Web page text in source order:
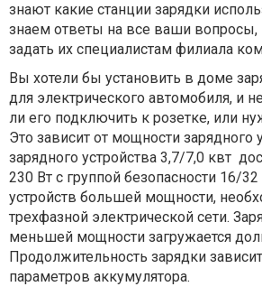
знают какие станции зарядки
знаем ответы на все ваши
задать их специалистам филиала
Вы хотели бы установить в доме
для электрического автомобиля, и
ли его подключить к розетке, или
Это зависит от мощности зарядного
зарядного устройства 3,7/7,0 квт
230 Вт с группой безопасности 16/
устройств большей мощности,
трехфазной электрической сети.
меньшей мощности загружается
Продолжительность зарядки
параметров аккумулятора.